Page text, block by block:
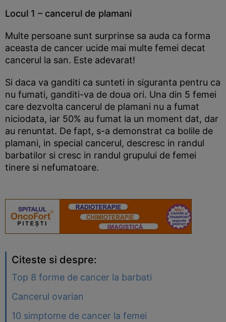
Locul 1 – cancerul de plamani
Multe persoane sunt surprinse sa auda ca forma
aceasta de cancer ucide mai multe femei decat
cancerul la san. Este adevarat!
Si daca va ganditi ca sunteti in siguranta pentru ca
nu fumati, ganditi-va de doua ori. Una din 5 femei
care dezvolta cancerul de plamani nu a fumat
niciodata, iar 50% au fumat la un moment dat, dar
au renuntat. De fapt, s-a demonstrat ca bolile de
plamani, in special cancerul, descresc in randul
barbatilor si cresc in randul grupului de femei
tinere si nefumatoare.
Citeste si despre:
Top 8 forme de cancer la barbati
Cancerul ovarian
10 simptome de cancer la femei